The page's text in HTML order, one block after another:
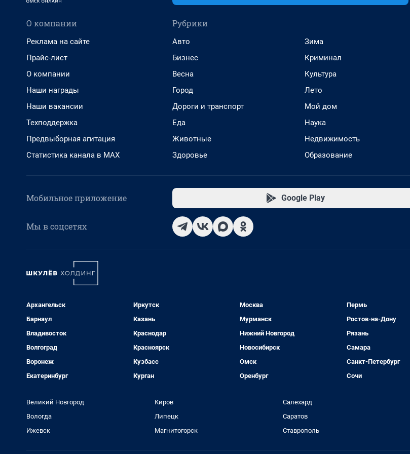
О компании
Реклама на сайте
Прайс-лист
О компании
Наши награды
Наши вакансии
Техподдержка
Предвыборная агитация
Статистика канала в MAX
Рубрики
Авто
Бизнес
Весна
Город
Дороги и транспорт
Еда
Животные
Здоровье
Зима
Криминал
Культура
Лето
Мой дом
Наука
Недвижимость
Образование
Мобильное приложение Google Play
Мы в соцсетях
Архангельск
Барнаул
Владивосток
Волгоград
Воронеж
Екатеринбург
Иркутск
Казань
Краснодар
Красноярск
Кузбасс
Курган
Москва
Мурманск
Нижний Новгород
Новосибирск
Омск
Оренбург
Пермь
Ростов-на-Дону
Рязань
Самара
Санкт-Петербург
Сочи
Великий Новгород
Вологда
Ижевск
Киров
Липецк
Магнитогорск
Салехард
Саратов
Ставрополь